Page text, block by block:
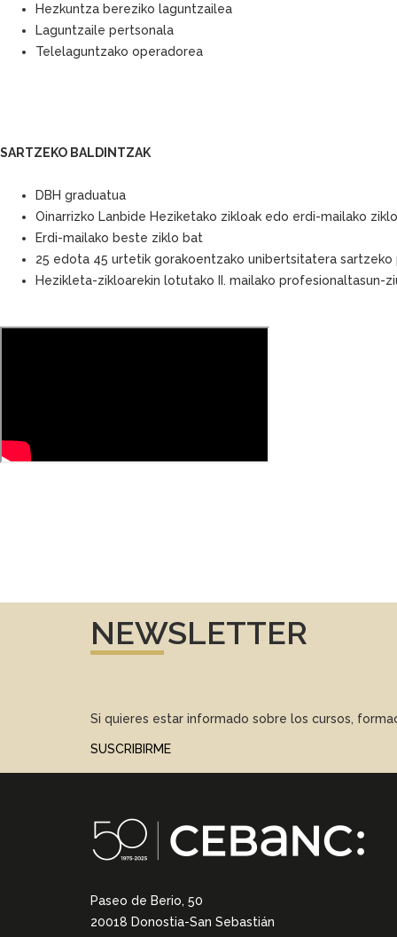
Hezkuntza bereziko laguntzailea
Laguntzaile pertsonala
Telelaguntzako operadorea
SARTZEKO BALDINTZAK
DBH graduatua
Oinarrizko Lanbide Heziketako zikloak edo erdi-mailako
Erdi-mailako beste ziklo bat
25 edota 45 urtetik gorakoentzako unibertsitatera sartzeko
Hezikleta-zikloarekin lotutako II. mailako profesionaltasun-
NEWSLETTER
Si quieres estar informado sobre los cursos,
SUSCRIBIRME
Paseo de Berio, 50
20018 Donostia-San Sebastián